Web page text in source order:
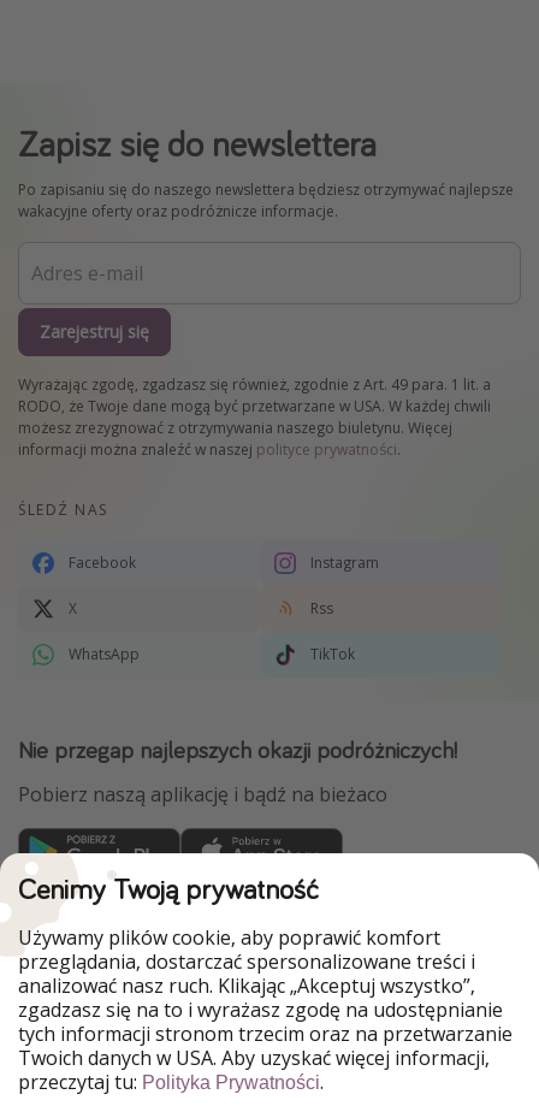
Zapisz się do newslettera
Po zapisaniu się do naszego newslettera będziesz otrzymywać najlepsze
wakacyjne oferty oraz podróżnicze informacje.
Zarejestruj się
Wyrażając zgodę, zgadzasz się również, zgodnie z Art. 49 para. 1 lit. a
RODO, że Twoje dane mogą być przetwarzane w USA. W każdej chwili
możesz zrezygnować z otrzymywania naszego biuletynu. Więcej
informacji można znaleźć w naszej polityce prywatności.
ŚLEDŹ NAS
Facebook Instagram
X Rss
WhatsApp TikTok
Nie przegap najlepszych okazji podróżniczych!
Pobierz naszą aplikację i bądź na bieżaco
WakacyjniPiraci są częścią Grupy HolidayPirates
Nasze rynki
PiratinViaggio
HolidayPirates
VakantiePiraten
VoyagesPirates
Ferienpiraten
Urlaubspiraten
Urlaubspiraten
ViajerosPiratas
TravelPirates
Cenimy Twoją prywatność
Używamy plików cookie, aby poprawić komfort
przeglądania, dostarczać spersonalizowane treści i
analizować nasz ruch. Klikając „Akceptuj wszystko”,
zgadzasz się na to i wyrażasz zgodę na udostępnianie
tych informacji stronom trzecim oraz na przetwarzanie
Twoich danych w USA. Aby uzyskać więcej informacji,
przeczytaj tu: Polityka Prywatności.